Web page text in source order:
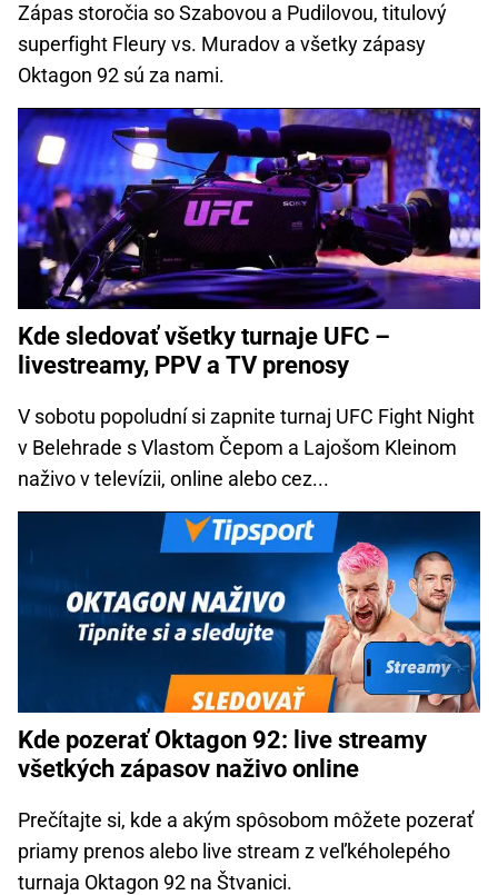
Zápas storočia so Szabovou a Pudilovou, titulový
superfight Fleury vs. Muradov a všetky zápasy
Oktagon 92 sú za nami.
Kde sledovať všetky turnaje UFC –
livestreamy, PPV a TV prenosy
V sobotu popoludní si zapnite turnaj UFC Fight Night
v Belehrade s Vlastom Čepom a Lajošom Kleinom
naživo v televízii, online alebo cez...
Kde pozerať Oktagon 92: live streamy
všetkých zápasov naživo online
Prečítajte si, kde a akým spôsobom môžete pozerať
priamy prenos alebo live stream z veľkéholepého
turnaja Oktagon 92 na Štvanici.